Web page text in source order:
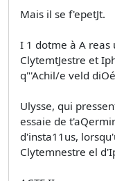
Mais il se f'epetJt.
I 1 dotme à A
ClytemtJestre et
q"'Achil/e veld
Ulysse, qui
essaie de
d'insta11us,
Clytemnestre el